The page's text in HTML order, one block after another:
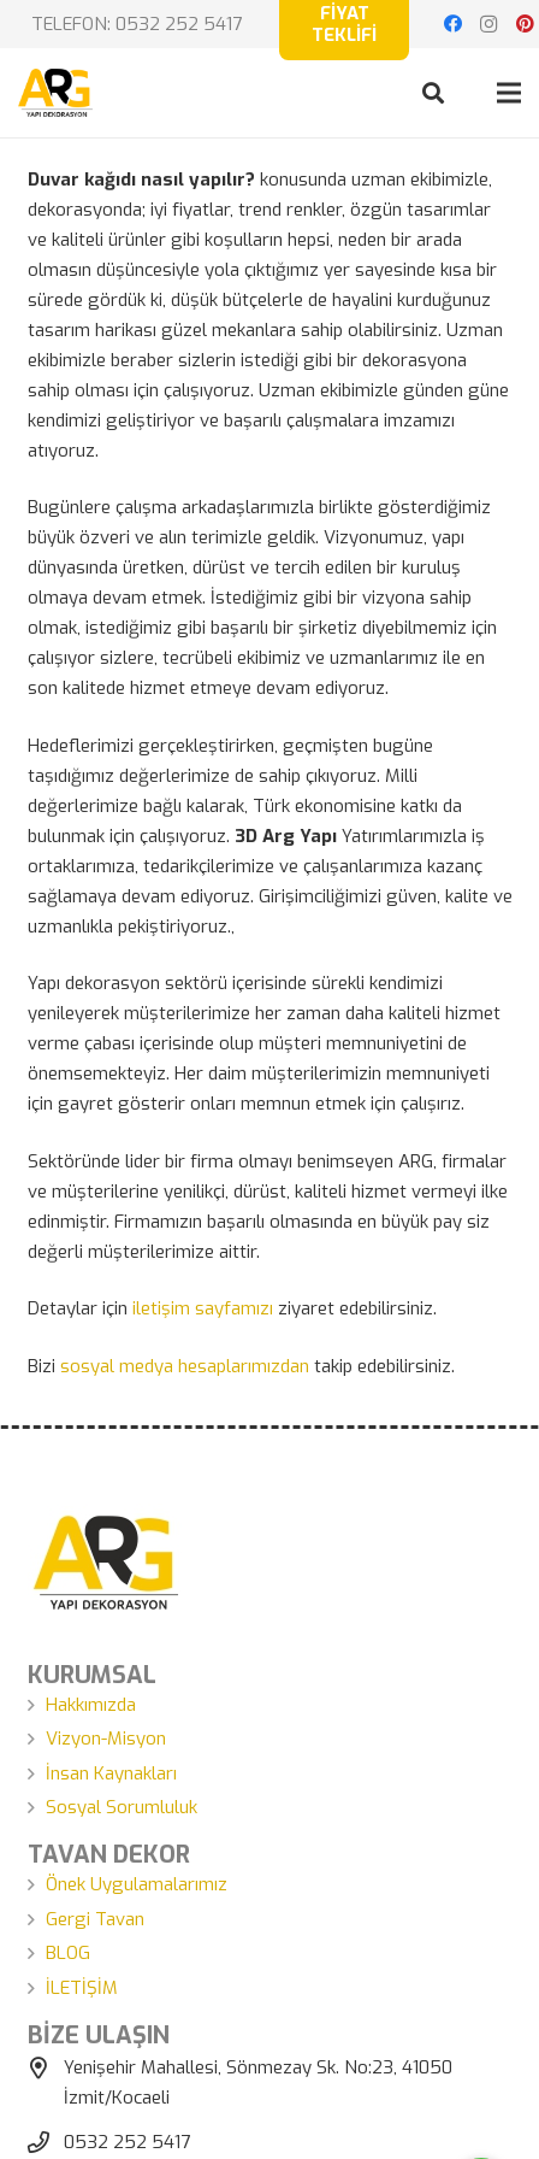
TELEFON: 0532 252 5417
FİYAT
TEKLİFİ
Duvar kağıdı nasıl yapılır? konusunda uzman ekibimizle,
dekorasyonda; iyi fiyatlar, trend renkler, özgün tasarımlar
ve kaliteli ürünler gibi koşulların hepsi, neden bir arada
olmasın düşüncesiyle yola çıktığımız yer sayesinde kısa bir
sürede gördük ki, düşük bütçelerle de hayalini kurduğunuz
tasarım harikası güzel mekanlara sahip olabilirsiniz. Uzman
ekibimizle beraber sizlerin istediği gibi bir dekorasyona
sahip olması için çalışıyoruz. Uzman ekibimizle günden güne
kendimizi geliştiriyor ve başarılı çalışmalara imzamızı
atıyoruz.
Bugünlere çalışma arkadaşlarımızla birlikte gösterdiğimiz
büyük özveri ve alın terimizle geldik. Vizyonumuz, yapı
dünyasında üretken, dürüst ve tercih edilen bir kuruluş
olmaya devam etmek. İstediğimiz gibi bir vizyona sahip
olmak, istediğimiz gibi başarılı bir şirketiz diyebilmemiz için
çalışıyor sizlere, tecrübeli ekibimiz ve uzmanlarımız ile en
son kalitede hizmet etmeye devam ediyoruz.
Hedeflerimizi gerçekleştirirken, geçmişten bugüne
taşıdığımız değerlerimize de sahip çıkıyoruz. Milli
değerlerimize bağlı kalarak, Türk ekonomisine katkı da
bulunmak için çalışıyoruz. 3D Arg YapıYatırımlarımızla iş
ortaklarımıza, tedarikçilerimize ve çalışanlarımıza kazanç
sağlamaya devam ediyoruz. Girişimciliğimizi güven, kalite ve
uzmanlıkla pekiştiriyoruz.,
Yapı dekorasyon sektörü içerisinde sürekli kendimizi
yenileyerek müşterilerimize her zaman daha kaliteli hizmet
verme çabası içerisinde olup müşteri memnuniyetini de
önemsemekteyiz. Her daim müşterilerimizin memnuniyeti
için gayret gösterir onları memnun etmek için çalışırız.
Sektöründe lider bir firma olmayı benimseyen ARG, firmalar
ve müşterilerine yenilikçi, dürüst, kaliteli hizmet vermeyi ilke
edinmiştir. Firmamızın başarılı olmasında en büyük pay siz
değerli müşterilerimize aittir.
Detaylar için iletişim sayfamızı ziyaret edebilirsiniz.
Bizi sosyal medya hesaplarımızdan takip edebilirsiniz.
KURUMSAL
Hakkımızda
Vizyon-Misyon
İnsan Kaynakları
Sosyal Sorumluluk
TAVAN DEKOR
Önek Uygulamalarımız
Gergi Tavan
BLOG
İLETİŞİM
BİZE ULAŞIN
Yenişehir Mahallesi, Sönmezay Sk. No:23, 41050
İzmit/Kocaeli
0532 252 5417